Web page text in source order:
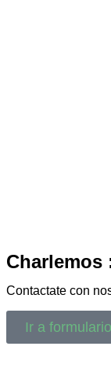
Charlemos
Contactate con
Ir a